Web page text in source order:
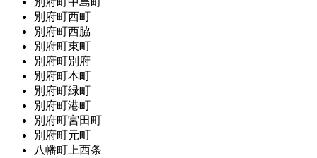
別府町西町
別府町西脇
別府町東町
別府町別府
別府町本町
別府町緑町
別府町港町
別府町宮田町
別府町元町
八幡町上西条